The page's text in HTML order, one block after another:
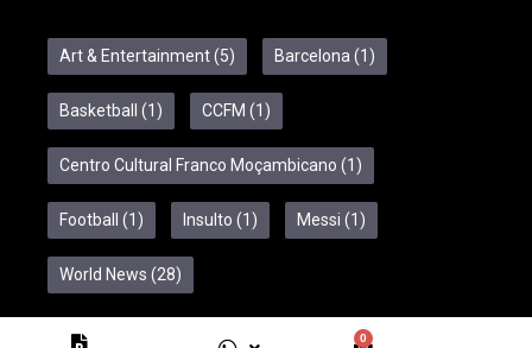
0
Art & Entertainment(5) Barcelona (1)
Basketball (1) CCFM (1)
Centro Cultural Franco Moçambicano (1)
Football (1) Insulto (1) Messi (1)
World News (28)